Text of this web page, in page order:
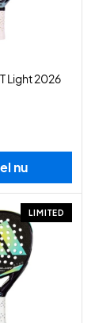
Light 2026
nu
LIMITED